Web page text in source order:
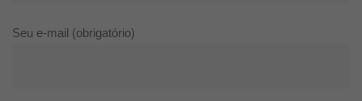
Seu e-mail (obrigatório)